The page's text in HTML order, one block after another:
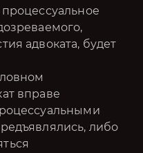
адвоката, будет
вправе
либо